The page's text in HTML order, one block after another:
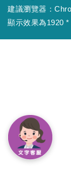
建議瀏覽器：
顯示效果為1920 *